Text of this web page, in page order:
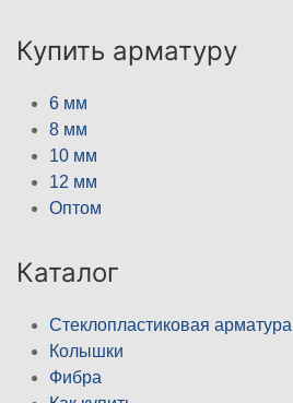
Купить арматуру
6 мм
8 мм
10 мм
12 мм
Оптом
Каталог
Стеклопластиковая арматура
Колышки
Фибра